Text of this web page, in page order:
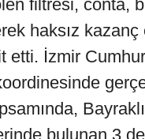
filtresi, conta,
haksız kazanç
etti. İzmir
bulunan 3